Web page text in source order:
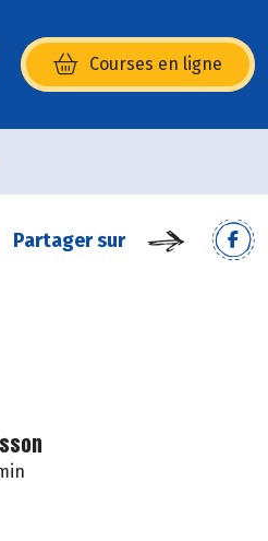
Courses en ligne
fenêtre)
Partager sur